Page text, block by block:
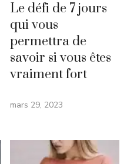
Le défi de 7 jours
qui vous
permettra de
savoir si vous êtes
vraiment fort
mars 29, 2023